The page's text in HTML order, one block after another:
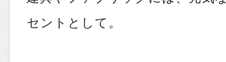
セントとして。